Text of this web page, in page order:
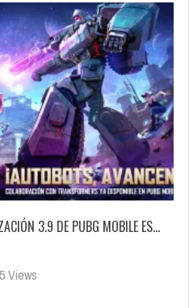
3.9 DE PUBG MOBILE ES…
Views